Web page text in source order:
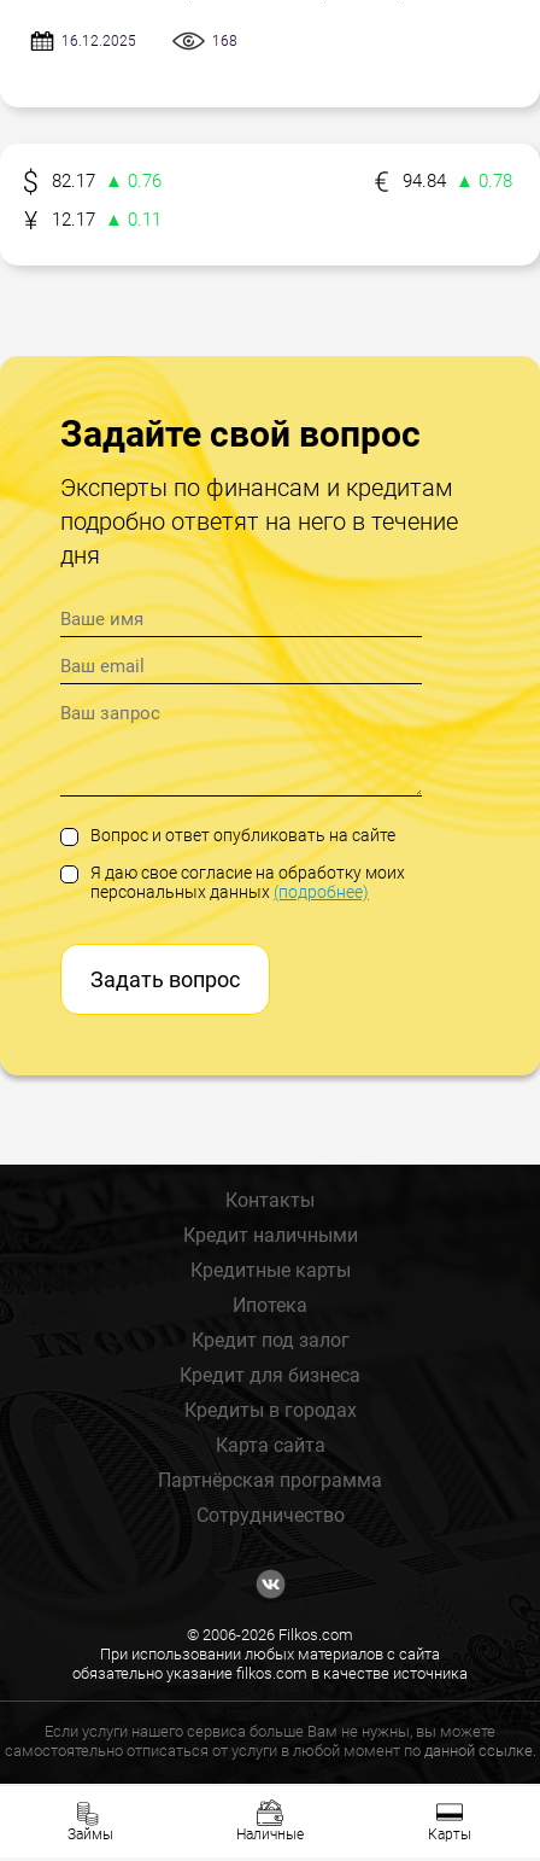
16.12.2025 168
82.17 ▲ 0.76 94.84
▲ 0.78
12.17
▲ 0.11
Задайте свой вопрос
Эксперты по финансам и кредитам
подробно ответят на него в течение
дня
Вопрос и ответ опубликовать на сайте
Я даю свое согласие на обработку моих
персональных данных(подробнее)
Задать вопрос
Займы Наличные Карты
Контакты
Кредит наличными
Кредитные карты
Ипотека
Кредит под залог
Кредит для бизнеса
Кредиты в городах
Карта сайта
Партнёрская программа
Сотрудничество
© 2006-2026 Filkos.com
При использовании любых материалов с сайта
обязательно указание filkos.com в качестве источника
Если услуги нашего сервиса больше Вам не нужны, вы можете
самостоятельно отписаться от услуги в любой момент по данной ссылке.